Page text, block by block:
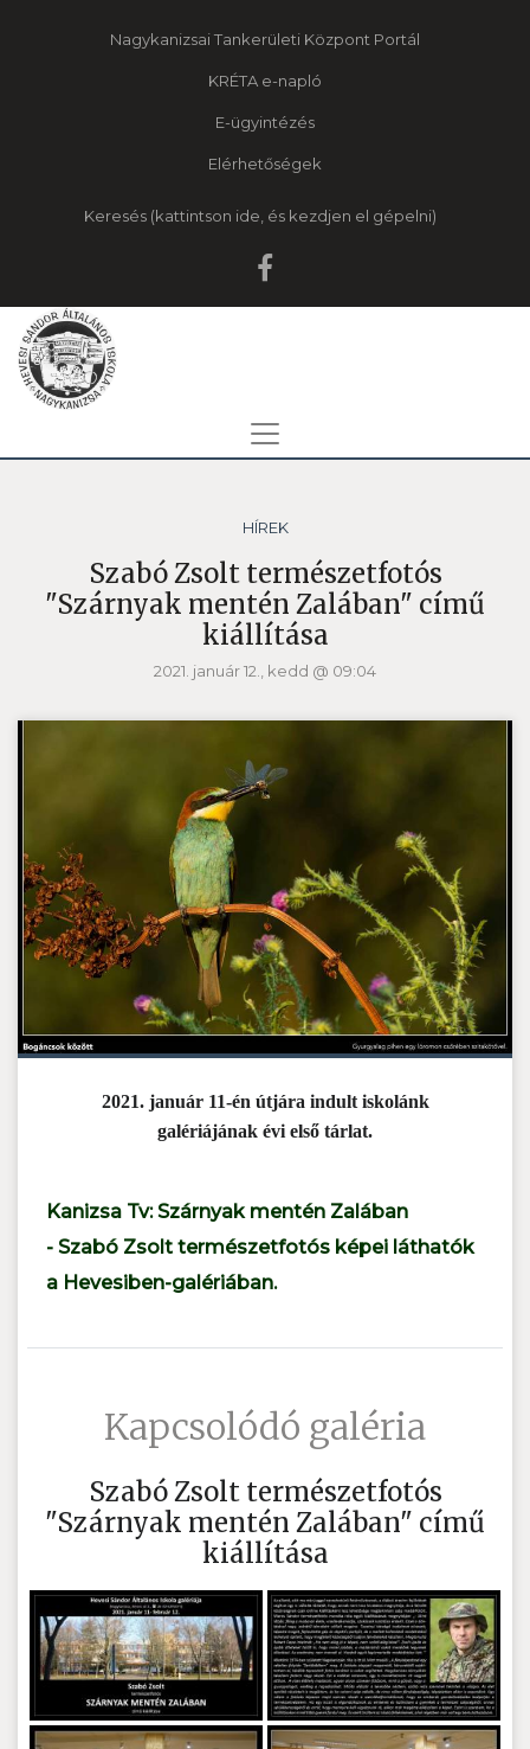
Nagykanizsai Tankerületi Központ Portál
KRÉTA e-napló
E-ügyintézés
Elérhetőségek
Keresés
HÍREK
Szabó Zsolt természetfotós
"Szárnyak mentén Zalában" című
kiállítása
2021. január 12., kedd @ 09:04
2021. január 11-én útjára indult iskolánk
galériájának évi első tárlat.
Kanizsa Tv: Szárnyak mentén Zalában
- Szabó Zsolt természetfotós képei láthatók
a Hevesiben-galériában.
Kapcsolódó galéria
Szabó Zsolt természetfotós
"Szárnyak mentén Zalában" című
kiállítása